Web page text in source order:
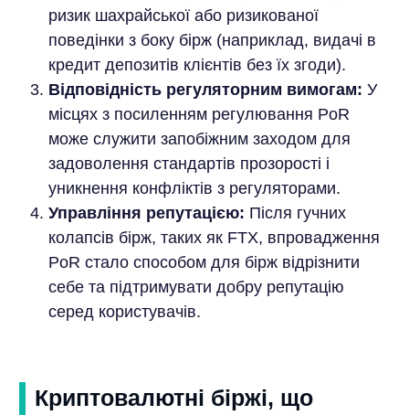
ризик шахрайської або ризикованої
поведінки з боку бірж (наприклад, видачі в
кредит депозитів клієнтів без їх згоди).
Відповідність регуляторним вимогам: У
місцях з посиленням регулювання PoR
може служити запобіжним заходом для
задоволення стандартів прозорості і
уникнення конфліктів з регуляторами.
Управління репутацією: Після гучних
колапсів бірж, таких як FTX, впровадження
PoR стало способом для бірж відрізнити
себе та підтримувати добру репутацію
серед користувачів.
Криптовалютні біржі, що